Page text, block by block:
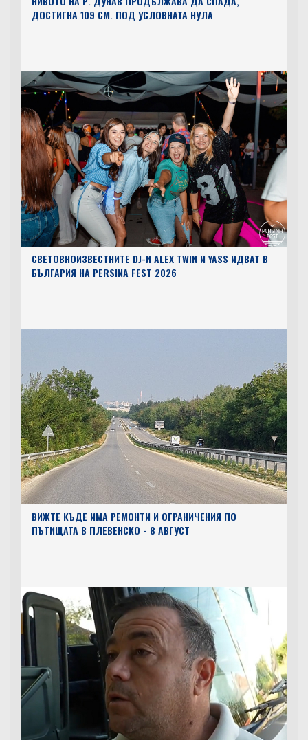
ДОСТИГНА 109 СМ. ПОД УСЛОВНАТА НУЛА
СВЕТОВНОИЗВЕСТНИТЕ DJ-И ALEX TWIN И YASS ИДВАТ В
БЪЛГАРИЯ НА PERSINA FEST 2026
ВИЖТЕ КЪДЕ ИМА РЕМОНТИ И ОГРАНИЧЕНИЯ ПО
ПЪТИЩАТА В ПЛЕВЕНСКО - 8 АВГУСТ